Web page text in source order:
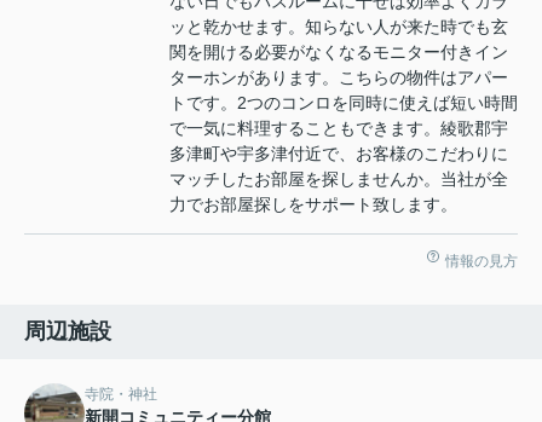
ッと乾かせます。知らない人が来た時でも玄
関を開ける必要がなくなるモニター付きイン
ターホンがあります。こちらの物件はアパー
トです。2つのコンロを同時に使えば短い時間
で一気に料理することもできます。綾歌郡宇
多津町や宇多津付近で、お客様のこだわりに
マッチしたお部屋を探しませんか。当社が全
力でお部屋探しをサポート致します。
情報の見方
周辺施設
寺院・神社
新開コミュニティー分館